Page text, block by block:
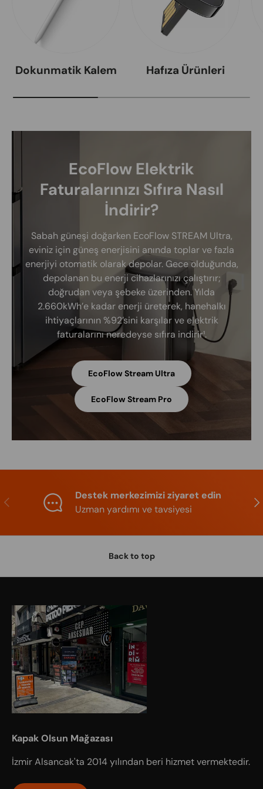
Dokunmatik Kalem Hafıza Ürünleri
EcoFlow Elektrik
Faturalarınızı Sıfıra Nasıl
İndirir?
Sabah güneşi doğarken EcoFlow STREAM Ultra,
eviniz için güneş enerjisini anında toplar ve fazla
enerjiyi otomatik olarak depolar. Gece olduğunda,
depolanan bu enerji cihazlarınızı çalıştırır;
doğrudan veya şebeke üzerinden. Yılda
2.660kWh’e kadar enerji üreterek, hanehalkı
ihtiyaçlarının %92’sini karşılar ve elektrik
faturalarını neredeyse sıfıra indirir¹.
EcoFlow Stream Ultra
EcoFlow Stream Pro
Previous
Destek merkezimizi ziyaret edin
Uzman yardımı ve tavsiyesi
Back to top
Kapak Olsun Mağazası
İzmir Alsancak'ta 2014 yılından beri hizmet vermektedir.